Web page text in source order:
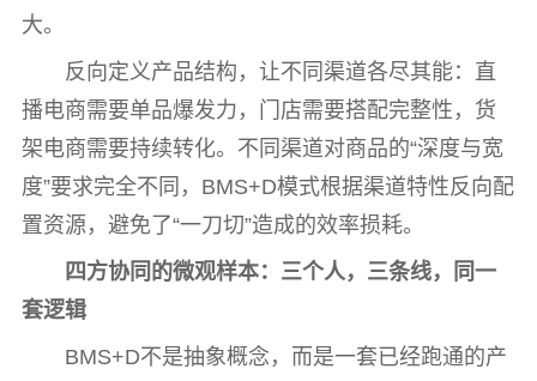
大。
反向定义产品结构，让不同渠道各尽其能：直
播电商需要单品爆发力，门店需要搭配完整性，货
架电商需要持续转化。不同渠道对商品的“深度与宽
度”要求完全不同，BMS+D模式根据渠道特性反向配
置资源，避免了“一刀切”造成的效率损耗。
四方协同的微观样本：三个人，三条线，同一
套逻辑
BMS+D不是抽象概念，而是一套已经跑通的产